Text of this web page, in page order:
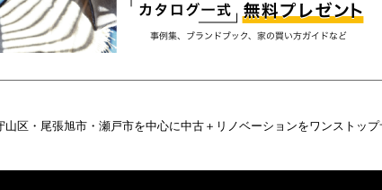
山区・尾張旭市・瀬戸市を中心に中古＋リノベーションをワンストッ